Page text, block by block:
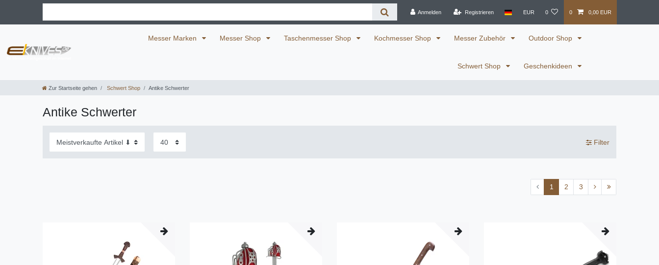
Anmelden Registrieren EUR 0 0 0,00 EUR
Messer Marken Messer Shop Taschenmesser Shop Kochmesser Shop Messer Zubehör Outdoor Shop
Schwert Shop Geschenkideen
Zur Startseite gehen Schwert Shop Antike Schwerter
Antike Schwerter
Filter
1 2 3